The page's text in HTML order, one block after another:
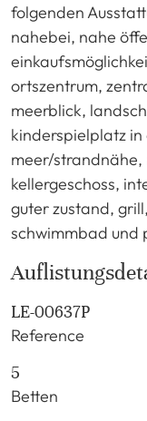
folgenden
nahebei, nahe
ortszentrum,
meerblick,
kinderspielplatz
meer/
kellergeschoss,
guter zustand,
schwimmbad und
LE-00637P
Reference
5
Betten